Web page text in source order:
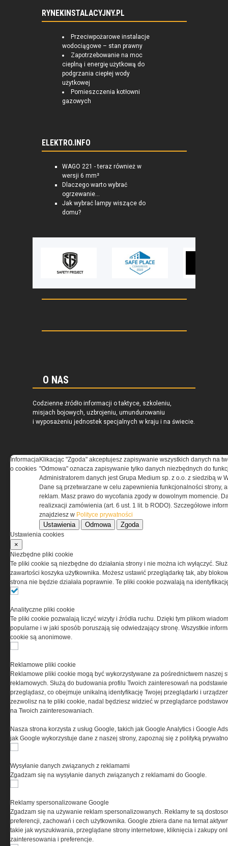
RYNEKINSTALACYJNY.PL
Przeciwpożarowe instalacje
wodociągowe – stan prawny
Zapotrzebowanie na moc
cieplną i energię użytkową do
podgrzania ciepłej wody
użytkowej
Pomieszczenia kotłowni
gazowych
ELEKTRO.INFO
WAGO 221 - teraz również w
wersji 6 mm²
Dlaczego warto wybrać
ogrzewanie...
Jak wybrać lampy wiszące do
domu?
O NAS
Codzienne źródło informacji o taktyce, szkoleniu,
misjach bojowych, uzbrojeniu, umundurowaniu
i wyposażeniu jednostek specjalnych w kraju i na świecie.
REGULAMIN
Regulamin określa zasady korzystania z portalu
www.special-ops.pl
Korzystanie z portalu jest równoznaczne
przez Grupa MEDIUM Spółka z ograniczoną
odpowiedzialnością Spółka komandytowa, nr KRS:
0000537655, NIP 1132860378, REGON 146393437
(zwana dalej Grupa MEDIUM) w postaci Regulaminu.
Ta witryna wykorzystuje pliki cookies do przechowywania
informacji na Twoim komputerze. Pliki cookies stosujemy
w celu świadczenia usług na najwyższym poziomie,
w tym w sposób dostosowany do indywidualnych potrzeb.
cookies oznacza, że będą one zamieszczane w Twoim
urządzeniu końcowym. W każdym momencie możesz
dokonać zmiany ustawień przeglądarki dotyczących
serwisu prosimy o zapoznanie się z naszą
prywatności
oraz informacją o cookies
Informacja
o cookies
Klikacjąc "Zgoda" akceptujesz zapisywanie wszystkich danych na
"Odmowa" oznacza zapisywanie tylko danych niezbędnych do
Administratorem danych jest Grupa Medium sp. z o.o. z siedzibą w
Dane są przetwarzane w celu zapewnienia funkcjonalności strony,
reklam. Masz prawo do wycofania zgody w dowolnym momencie.
realizxacji zamówienia (art. 6 ust. 1 lit. b RODO). Szczegółowe
znajdziesz w Polityce prywatności
Ustawienia Odmowa Zgoda
Ustawienia cookies
×
Niezbędne pliki cookie
Te pliki cookie są niezbędne do działania strony i nie można ich wyłączyć.
zawartości koszyka użytkownika. Możesz ustawić przeglądarkę tak, aby
strona nie będzie działała poprawnie. Te pliki cookie pozwalają na
Analityczne pliki cookie
Te pliki cookie pozwalają liczyć wizyty i źródła ruchu. Dzięki tym plikom
popularne i w jaki sposób poruszają się odwiedzający stronę. Wszystkie
cookie są anonimowe.
Reklamowe pliki cookie
Reklamowe pliki cookie mogą być wykorzystywane za pośrednictwem naszej
reklamowych. Służą do budowania profilu Twoich zainteresowań na
przeglądasz, co obejmuje unikalną identyfikację Twojej przeglądarki i
zezwolisz na te pliki cookie, nadal będziesz widzieć w przeglądarce
na Twoich zainteresowaniach.
Nasza strona korzysta z usług Google, takich jak Google Analytics i Google
jak Google wykorzystuje dane z naszej strony, zapoznaj się z polityką
Wysyłanie danych związanych z reklamami
Zgadzam się na wysyłanie danych związanych z reklamami do Google.
Reklamy spersonalizowane Google
Zgadzam się na używanie reklam spersonalizowanych. Reklamy te są
preferencji, zachowań i cech użytkownika. Google zbiera dane na temat
takie jak wyszukiwania, przeglądane strony internetowe, kliknięcia i zakupy
zainteresowania i preferencje.